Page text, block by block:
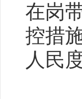
在岗
控措
人民